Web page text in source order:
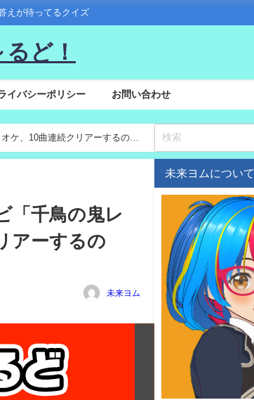
えが待ってるクイズ
ど！
イバシーポリシー お問い合わせ
ケ、10曲連続クリアーするの
「千鳥の鬼レ
アーするの
未来ヨム
未来ヨムについて